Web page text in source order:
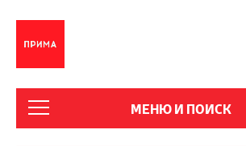
МЕНЮ И ПОИСК